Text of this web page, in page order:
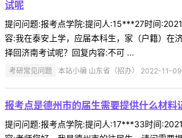
试呢
提问问题:报考点学院:提问人:15***27时间
容:我在泰安上学，应届本科生，家（户籍）在
择回济南考试呢？回复内容:不可 ...
考研常见问题 本站小编 山东省（招办） 2022-11-09
报考点是德州市的届生需要提供什么材料
提问问题:报考点学院:提问人:17***33时间